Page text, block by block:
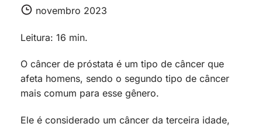
novembro 2023
Leitura: 16 min.
O câncer de próstata é um tipo de câncer que
afeta homens, sendo o segundo tipo de câncer
mais comum para esse gênero.
Ele é considerado um câncer da terceira idade,